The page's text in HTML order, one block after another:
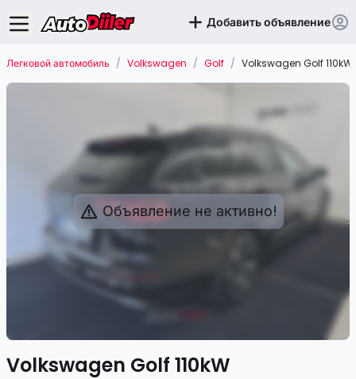
Добавить объявление
Легковой автомобиль / Volkswagen / Golf / Volkswagen Golf 110kW
Объявление не активно!
Volkswagen Golf 110kW